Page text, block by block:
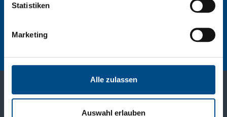
Statistiken
Marketing
Alle zulassen
Auswahl erlauben
Feedback Impressum